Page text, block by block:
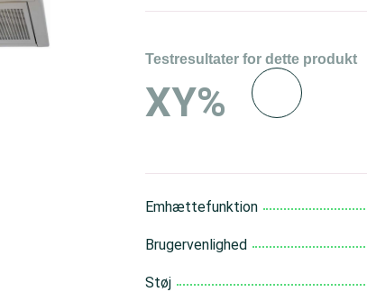
Testresultater for dette produkt
XY%
Emhættefunktion
Brugervenlighed
Støj